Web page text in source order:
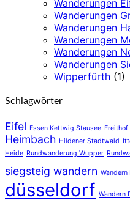
Wanderungen
Wanderungen
Wanderungen
Wanderungen
Wanderungen
Wanderungen
Wipperfürth (1)
Schlagwörter
Eifel Essen Kettwig Stausee Freithof
Heimbach Hildener Stadtwald
Heide Rundwanderung Wupper
siegsteig wandern Wandern
düsseldorf Wandern